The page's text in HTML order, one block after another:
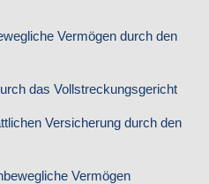
Vermögen durch den
das Vollstreckungsgericht
Versicherung durch den
Vermögen